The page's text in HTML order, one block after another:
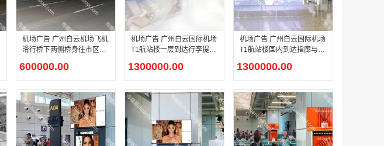
机场广告 广州白云机场飞机
滑行桥下两侧桥身往市区方
600000.00
机场广告 广州白云国际机场
T1航站楼一层到达行李提取
1300000.00
机场广告 广州白云国际机场
T1航站楼国内到达指廊与连
1300000.00